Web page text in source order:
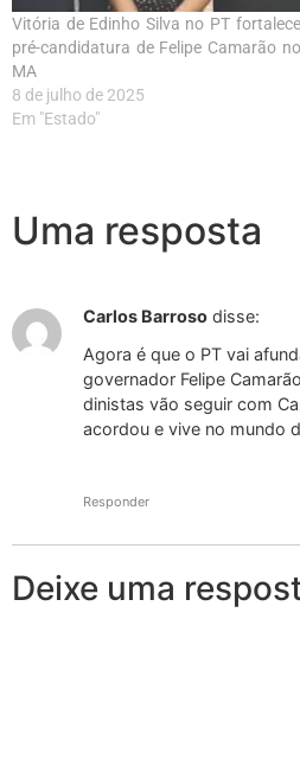
Vitória de Edinho Silva no PT fortalece
pré-candidatura de Felipe Camarão no
MA
8 de julho de 2025
Em "Estado"
Uma resposta
Carlos Barroso disse:
Agora é que o PT vai
governador Felipe
dinistas vão seguir com
acordou e vive no mundo
Responder
Deixe uma